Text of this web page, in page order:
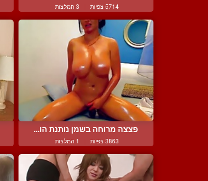
5714 צפיות | 3 המלצות
פצצה מרוחה בשמן נותנת הו...
3863 צפיות | 1 המלצות